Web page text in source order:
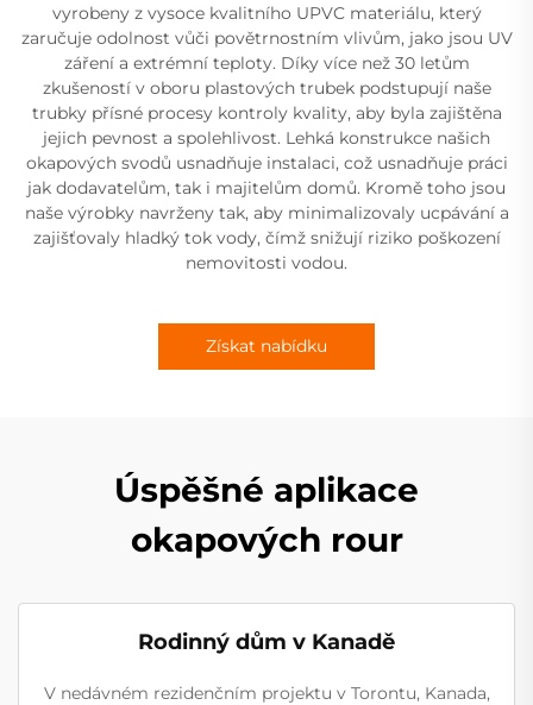
vyrobeny z vysoce kvalitního UPVC materiálu, který
zaručuje odolnost vůči povětrnostním vlivům, jako jsou UV
záření a extrémní teploty. Díky více než 30 letům
zkušeností v oboru plastových trubek podstupují naše
trubky přísné procesy kontroly kvality, aby byla zajištěna
jejich pevnost a spolehlivost. Lehká konstrukce našich
okapových svodů usnadňuje instalaci, což usnadňuje práci
jak dodavatelům, tak i majitelům domů. Kromě toho jsou
naše výrobky navrženy tak, aby minimalizovaly ucpávání a
zajišťovaly hladký tok vody, čímž snižují riziko poškození
nemovitosti vodou.
Získat nabídku
Úspěšné aplikace
okapových rour
Rodinný dům v Kanadě
V nedávném rezidenčním projektu v Torontu, Kanada,